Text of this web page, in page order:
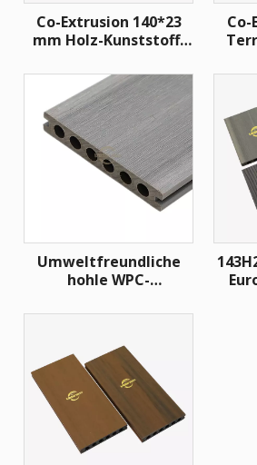
Co-Extrusion 140*23
mm Holz-Kunststoff-
WPC-Terrassendielen
für den Außenbereich
Co-
Umweltfreundliche
hohle WPC-